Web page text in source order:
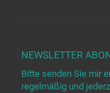
NEWSLETTER
Bitte senden Sie mir
regelmäßig und